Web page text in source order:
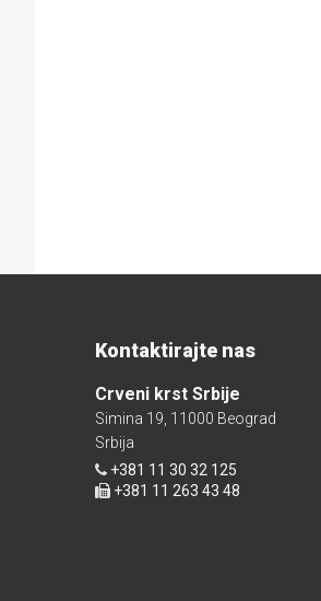
Kontaktirajte nas
Crveni krst Srbije
Simina 19, 11000 Beograd
Srbija
+381 11 30 32 125
+381 11 263 43 48